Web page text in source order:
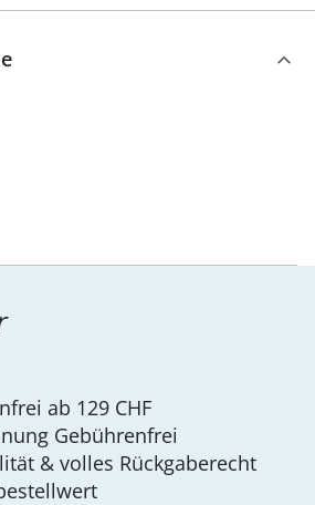
ab 129 CHF
Gebührenfrei
& volles Rückgaberecht